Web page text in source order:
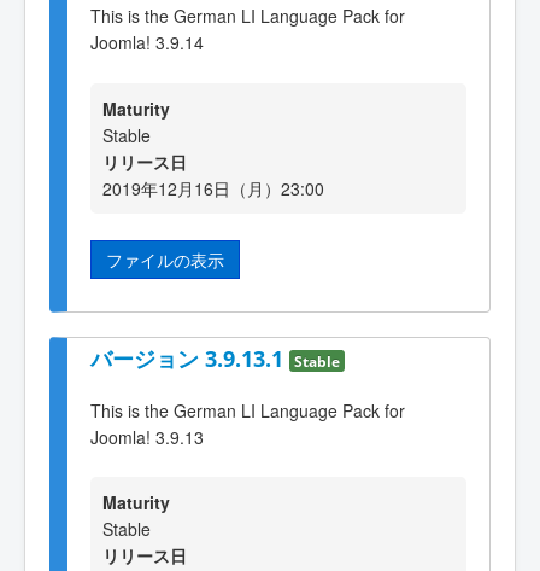
This is the German LI Language Pack for
Joomla! 3.9.14
Maturity
Stable
リリース日
2019年12月16日（月）23:00
ファイルの表示
バージョン 3.9.13.1 Stable
This is the German LI Language Pack for
Joomla! 3.9.13
Maturity
Stable
リリース日